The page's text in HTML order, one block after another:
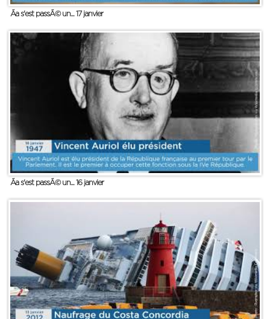
Ãa s'est passÃ© un... 17 janvier
Ãa s'est passÃ© un... 16 janvier